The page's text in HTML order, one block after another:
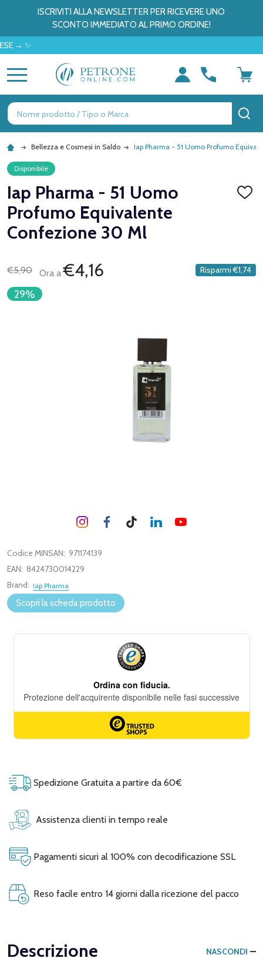
ISCRIVITI ALLA NEWSLETTER PER RICEVERE UNO
SCONTO IMMEDIATO AL PRIMO ORDINE!
Ricerca
Bellezza e Cosmesi in Saldo Iap Pharma - 51 Uomo Profumo
Disponibile
Iap Pharma - 51 Uomo
Profumo Equivalente
Confezione 30 Ml
€5,90 Ora a€4,16 Risparmi €1,74
29%
Codice MINSAN: 971174139
EAN: 8424730014229
Brand: Iap Pharma
Scopri la scheda prodotto
Spedizione Gratuita a partire da 60€
Assistenza clienti in tempo reale
Pagamenti sicuri al 100% con decodificazione SSL
Reso facile entro 14 giorni dalla ricezione del pacco
Descrizione NASCONDI